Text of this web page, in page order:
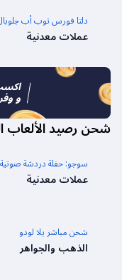
دلتا فورس توب أب
عملات معدنية
و
شحن رصيد الألعاب
سوجو: حفلة دردشة
عملات معدنية
شحن مباشر يلا لودو
الذهب والجواهر